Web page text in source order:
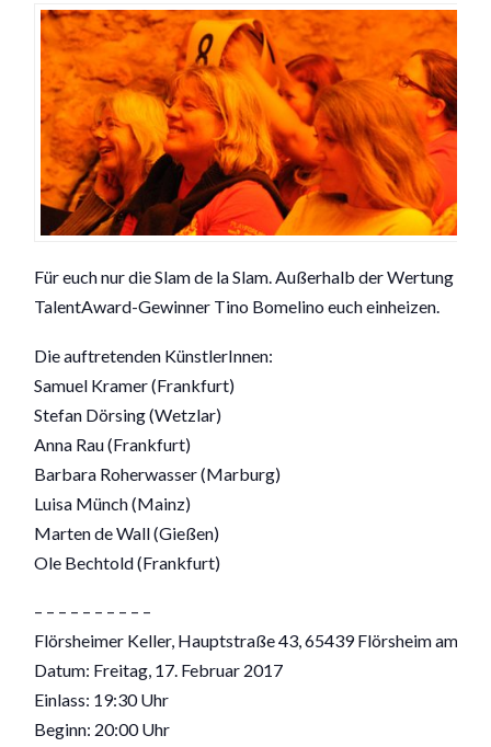
Für euch nur die Slam de la Slam. Außerhalb der Wertung
TalentAward-Gewinner Tino Bomelino euch einheizen.
Die auftretenden KünstlerInnen:
Samuel Kramer (Frankfurt)
Stefan Dörsing (Wetzlar)
Anna Rau (Frankfurt)
Barbara Roherwasser (Marburg)
Luisa Münch (Mainz)
Marten de Wall (Gießen)
Ole Bechtold (Frankfurt)
– – – – – – – – – –
Flörsheimer Keller, Hauptstraße 43, 65439 Flörsheim am
Datum: Freitag, 17. Februar 2017
Einlass: 19:30 Uhr
Beginn: 20:00 Uhr